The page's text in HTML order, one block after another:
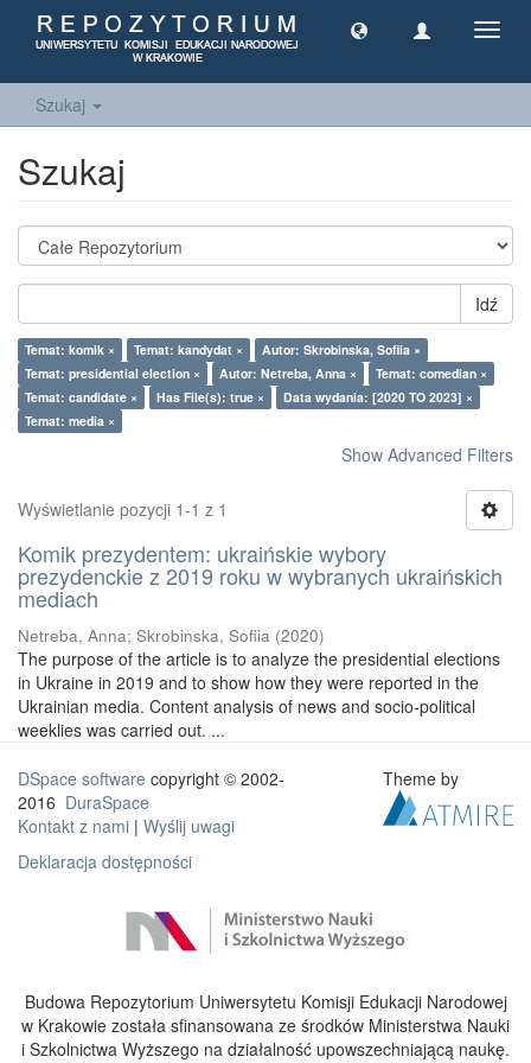
Szukaj
Szukaj
Idź
Temat: komik × Temat: kandydat ×
Autor: Skrobinska, Sofiia ×
Temat: presidential election ×
Autor: Netreba, Anna ×
Temat: comedian ×
Temat: candidate ×
Has File(s): true ×
Data wydania: [2020 TO 2023] ×
Temat: media ×
Show Advanced Filters
Wyświetlanie pozycji 1-1 z 1
Komik prezydentem: ukraińskie wybory
prezydenckie z 2019 roku w wybranych ukraińskich
mediach
Netreba, Anna; Skrobinska, Sofiia (2020)
The purpose of the article is to analyze the presidential elections
in Ukraine in 2019 and to show how they were reported in the
Ukrainian media. Content analysis of news and socio-political
weeklies was carried out. ...
DSpace software copyright © 2002-
2016 DuraSpace
Kontakt z nami | Wyślij uwagi
Deklaracja dostępności
Theme by
Budowa Repozytorium Uniwersytetu Komisji Edukacji Narodowej
w Krakowie została sfinansowana ze środków Ministerstwa Nauki
i Szkolnictwa Wyższego na działalność upowszechniającą naukę.